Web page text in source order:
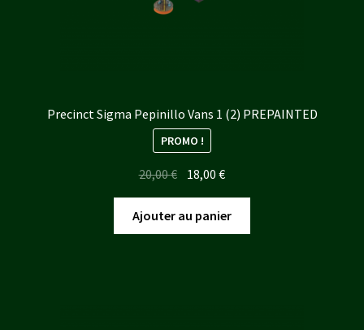
Precinct Sigma Pepinillo Vans 1 (2) PREPAINTED
PROMO !
20,00€ Le
initial
était :
18,00€Le
actuel
est :
Ajouter au panier